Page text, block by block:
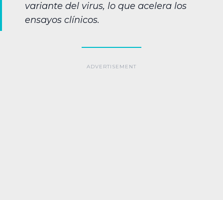
variante del virus, lo que acelera los
ensayos clínicos.